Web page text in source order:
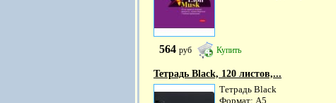
564 руб Купить
Тетрадь Black, 120 листов,...
Тетрадь Black
Формат: А5